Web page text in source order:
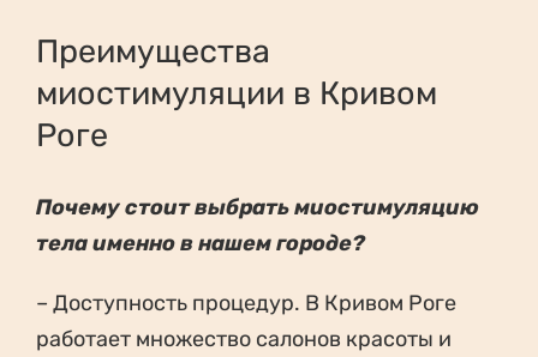
Преимущества
миостимуляции в Кривом
Роге
Почему стоит выбрать миостимуляцию
тела именно в нашем городе?
– Доступность процедур. В Кривом Роге
работает множество салонов красоты и